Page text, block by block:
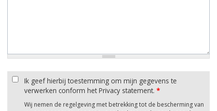
Ik geef hierbij toestemming om mijn gegevens te
verwerken conform het Privacy statement. *
Wij nemen de regelgeving met betrekking tot de bescherming van